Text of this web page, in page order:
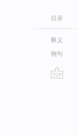
目录
释义
例句